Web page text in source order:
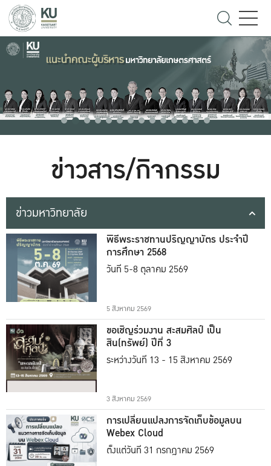
ข่าวสาร/กิจกรรม
ข่าวมหาวิทยาลัย
พิธีพระราชทานปริญญาบัตร ประจำปี
การศึกษา 2568
วันที่ 5-8 ตุลาคม 2569
5 สิงหาคม 2569
ขอเชิญร่วมงาน สะสมศิลป์ เป็น
สิน(ทรัพย์) ปีที่ 3
ระหว่างวันที่ 13 - 15 สิงหาคม 2569
3 สิงหาคม 2569
การเปลี่ยนแปลงการจัดเก็บข้อมูลบน
Webex Cloud
ตั้งแต่วันที่ 31 กรกฎาคม 2569